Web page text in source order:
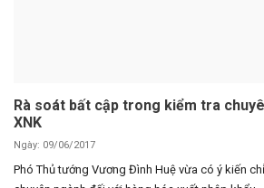
Rà soát bất cập trong kiểm tra
XNK
Ngày: 09/06/2017
Phó Thủ tướng Vương Đình Huệ vừa có ý kiến